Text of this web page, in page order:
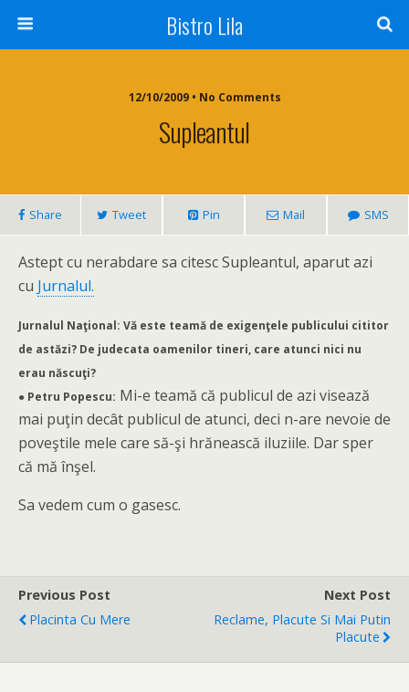
Bistro Lila
12/10/2009 • No Comments
Supleantul
Share Tweet Pin Mail SMS
Astept cu nerabdare sa citesc Supleantul, aparut azi
cu Jurnalul.
Jurnalul Naţional: Vă este teamă de exigenţele publicului cititor
de astăzi? De judecata oamenilor tineri, care atunci nici nu
erau născuţi?
● Petru Popescu: Mi-e teamă că publicul de azi visează
mai puţin decât publicul de atunci, deci n-are nevoie de
poveştile mele care să-şi hrănească iluziile. Dar sper
că mă înşel.
Sa vedem cum o gasesc.
Previous Post
Placinta Cu Mere
Next Post
Reclame, Placute Si Mai Putin
Placute